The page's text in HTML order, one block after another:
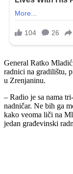
General Ratko
radnici na gradilištu,
u Zrenjaninu.
– Radio je sa nama
nadničar. Ne bih ga
kako veoma liči na
jedan građevinski